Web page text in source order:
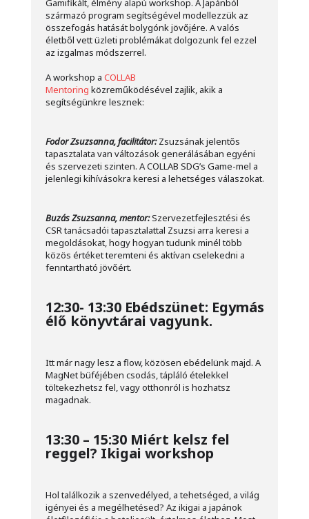
Gamifikált, élmény alapú workshop. A Japánból
származó program segítségével modellezzük az
összefogás hatását bolygónk jövőjére. A valós
életből vett üzleti problémákat dolgozunk fel ezzel
az izgalmas módszerrel.
A workshop a COLLAB
Mentoring közreműködésével zajlik, akik a
segítségünkre lesznek:
Fodor Zsuzsanna, facilitátor:Zsuzsának jelentős
tapasztalata van változások generálásában egyéni
és szervezeti szinten. A COLLAB SDG’s Game-mel a
jelenlegi kihívásokra keresi a lehetséges válaszokat.
Buzás Zsuzsanna, mentor:Szervezetfejlesztési és
CSR tanácsadói tapasztalattal Zsuzsi arra keresi a
megoldásokat, hogy hogyan tudunk minél több
közös értéket teremteni és aktívan cselekedni a
fenntartható jövőért.
12:30- 13:30 Ebédszünet: Egymás
élő könyvtárai vagyunk.
Itt már nagy lesz a flow, közösen ebédelünk majd. A
MagNet büféjében csodás, tápláló ételekkel
töltekezhetsz fel, vagy otthonról is hozhatsz
magadnak.
13:30 – 15:30 Miért kelsz fel
reggel? Ikigai workshop
Hol találkozik a szenvedélyed, a tehetséged, a világ
igényei és a megélhetésed? Az ikigai a japánok